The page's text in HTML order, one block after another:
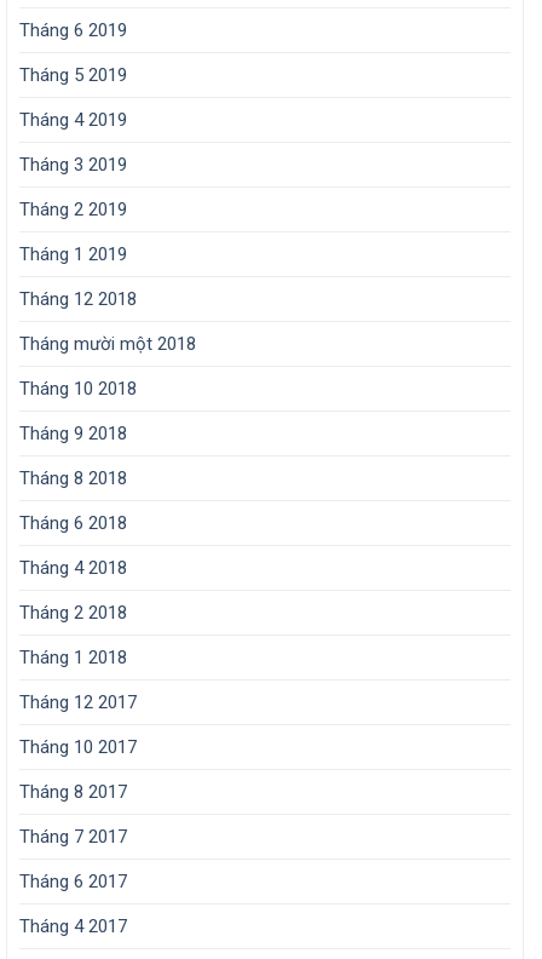
Tháng 6 2019
Tháng 5 2019
Tháng 4 2019
Tháng 3 2019
Tháng 2 2019
Tháng 1 2019
Tháng 12 2018
Tháng mười một 2018
Tháng 10 2018
Tháng 9 2018
Tháng 8 2018
Tháng 6 2018
Tháng 4 2018
Tháng 2 2018
Tháng 1 2018
Tháng 12 2017
Tháng 10 2017
Tháng 8 2017
Tháng 7 2017
Tháng 6 2017
Tháng 4 2017